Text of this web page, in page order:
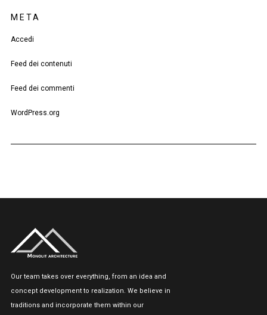
META
Accedi
Feed dei contenuti
Feed dei commenti
WordPress.org
Our team takes over everything, from an idea and
concept development to realization. We believe in
traditions and incorporate them within our